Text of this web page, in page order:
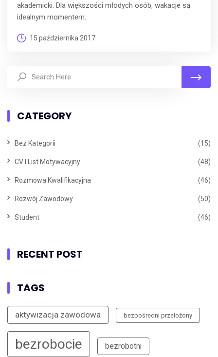
akademicki. Dla większości młodych osób, wakacje są
idealnym momentem.
15 października 2017
CATEGORY
Bez Kategorii (15)
CV I List Motywacyjny (48)
Rozmowa Kwalifikacyjna (46)
Rozwój Zawodowy (50)
Student (46)
RECENT POST
TAGS
aktywizacja zawodowa bezpośredni przełożony
bezrobocie bezrobotni